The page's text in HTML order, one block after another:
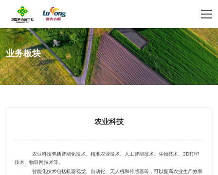
业务板块
农业科技
农业科技包括智能化技术、精准农业技术、人工智能技术、生物技术、3D打印
技术、物联网技术等。
智能化技术包括机器视觉、自动化、无人机和传感器等，可以提高农业生产效率